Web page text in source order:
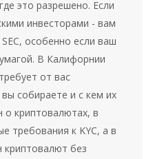
это разрешено. Если
инвесторами - вам
особенно если ваш
В Калифорнии
от вас
собираете и с кем их
о криптовалютах, в
требования к KYC, а в
криптовалют без